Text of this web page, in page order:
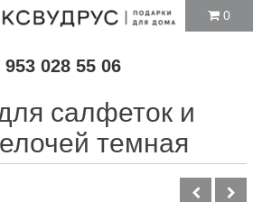
953 028 55 06
0
салфеток и
темная